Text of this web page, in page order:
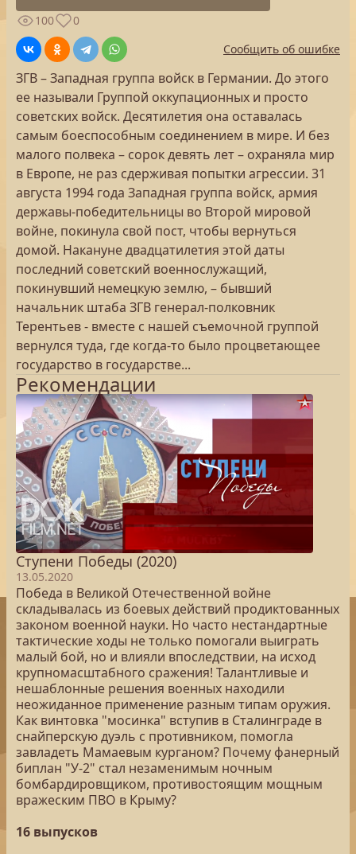
100
0
Сообщить об ошибке
ЗГВ – Западная группа войск в Германии. До этого
ее называли Группой оккупационных и просто
советских войск. Десятилетия она оставалась
самым боеспособным соединением в мире. И без
малого полвека – сорок девять лет – охраняла мир
в Европе, не раз сдерживая попытки агрессии. 31
августа 1994 года Западная группа войск, армия
державы-победительницы во Второй мировой
войне, покинула свой пост, чтобы вернуться
домой. Накануне двадцатилетия этой даты
последний советский военнослужащий,
покинувший немецкую землю, – бывший
начальник штаба ЗГВ генерал-полковник
Терентьев - вместе с нашей съемочной группой
вернулся туда, где когда-то было процветающее
государство в государстве...
Рекомендации
Ступени Победы (2020)
13.05.2020
Победа в Великой Отечественной войне
складывалась из боевых действий продиктованных
законом военной науки. Но часто нестандартные
тактические ходы не только помогали выиграть
малый бой, но и влияли впоследствии, на исход
крупномасштабного сражения! Талантливые и
нешаблонные решения военных находили
неожиданное применение разным типам оружия.
Как винтовка "мосинка" вступив в Сталинграде в
снайперскую дуэль с противником, помогла
завладеть Мамаевым курганом? Почему фанерный
биплан "У-2" стал незаменимым ночным
бомбардировщиком, противостоящим мощным
вражеским ПВО в Крыму?
16 выпусков